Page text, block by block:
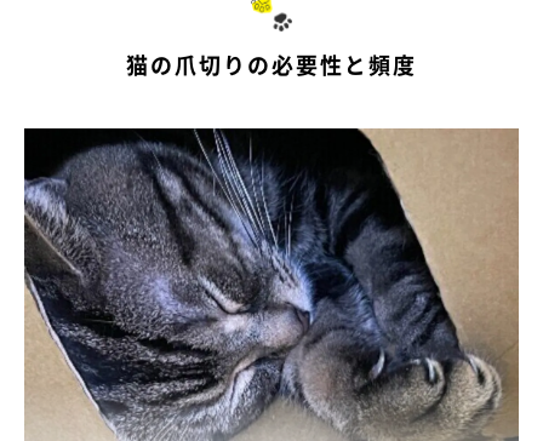
猫の爪切りの必要性と頻度